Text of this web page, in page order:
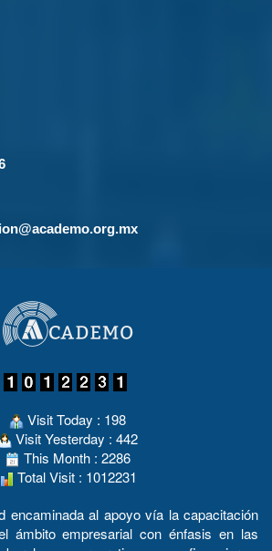
Visit Today : 198
Visit Yesterday : 442
This Month : 2286
Total Visit : 1012231
encaminada al apoyo vía la capacitación
ámbito empresarial con énfasis en las